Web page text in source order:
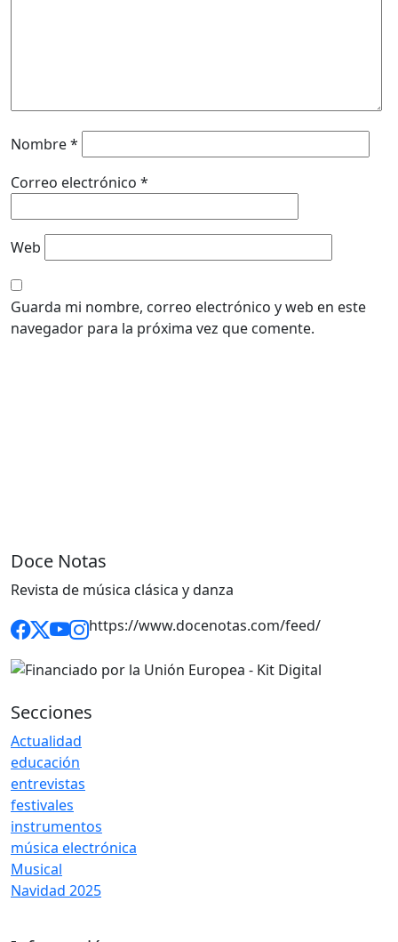
Nombre*
Correo electrónico *
Web
Guarda mi nombre, correo electrónico y web en este
navegador para la próxima vez que comente.
Doce Notas
Revista de música clásica y danza
https://www.docenotas.com/feed/
Secciones
Actualidad
educación
entrevistas
festivales
instrumentos
música electrónica
Musical
Navidad 2025